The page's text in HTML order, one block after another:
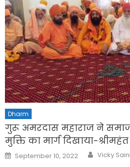
Dharm
गुरू अमरदास महाराज ने
मुक्ति का मार्ग दिखाया-श्रीमहंत
Posted
on
September 10, 2022 Author
Vicky Saini